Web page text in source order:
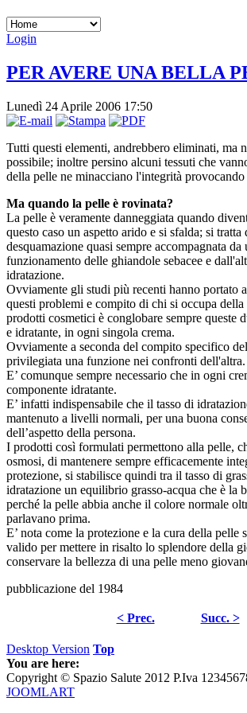
Login
PER AVERE UNA BELLA
Lunedì 24 Aprile 2006 17:50
Tutti questi elementi, andrebbero eliminati, ma
possibile; inoltre persino alcuni tessuti che
della pelle ne minacciano l'integrità
Ma quando la pelle è rovinata?
La pelle è veramente danneggiata quando
questo caso un aspetto arido e si sfalda; si
desquamazione quasi sempre accompagnata da
funzionamento delle ghiandole sebacee e
idratazione.
Ovviamente gli studi più recenti hanno portato
questi problemi e compito di chi si occupa
prodotti cosmetici è conglobare sempre queste
e idratante, in ogni singola crema.
Ovviamente a seconda del compito specifico
privilegiata una funzione nei confronti dell'altra.
E’ comunque sempre necessario che in ogni
componente idratante.
E’ infatti indispensabile che il tasso di
mantenuto a livelli normali, per una buona
dell’aspetto della persona.
I prodotti così formulati permettono alla pelle,
osmosi, di mantenere sempre efficacemente
protezione, si stabilisce quindi tra il tasso di
idratazione un equilibrio grasso-acqua che è la
perché la pelle abbia anche il colore normale
parlavano prima.
E’ nota come la protezione e la cura della pelle
valido per mettere in risalto lo splendore della
conservare la bellezza di una pelle meno
pubblicazione del 1984
< Prec. Succ. >
Desktop Version Top
You are here:
Copyright © Spazio Salute 2012 P.Iva
JOOMLART